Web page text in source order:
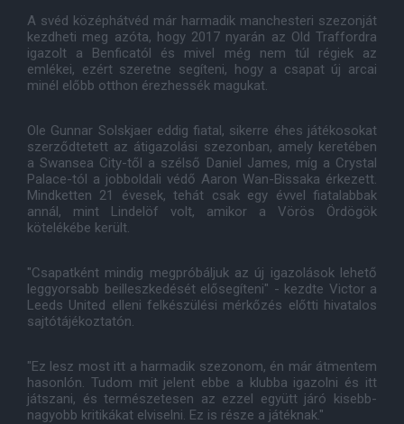
A svéd középhátvéd már harmadik manchesteri szezonját
kezdheti meg azóta, hogy 2017 nyarán az Old Traffordra
igazolt a Benficatól és mivel még nem túl régiek az
emlékei, ezért szeretne segíteni, hogy a csapat új arcai
minél előbb otthon érezhessék magukat.
Ole Gunnar Solskjaer eddig fiatal, sikerre éhes játékosokat
szerződtetett az átigazolási szezonban, amely keretében
a Swansea City-től a szélső Daniel James, míg a Crystal
Palace-tól a jobboldali védő Aaron Wan-Bissaka érkezett.
Mindketten 21 évesek, tehát csak egy évvel fiatalabbak
annál, mint Lindelöf volt, amikor a Vörös Ördögök
kötelékébe került.
"Csapatként mindig megpróbáljuk az új igazolások lehető
leggyorsabb beilleszkedését elősegíteni" - kezdte Victor a
Leeds United elleni felkészülési mérkőzés előtti hivatalos
sajtótájékoztatón.
"Ez lesz most itt a harmadik szezonom, én már átmentem
hasonlón. Tudom mit jelent ebbe a klubba igazolni és itt
játszani, és természetesen az ezzel együtt járó kisebb-
nagyobb kritikákat elviselni. Ez is része a játéknak."